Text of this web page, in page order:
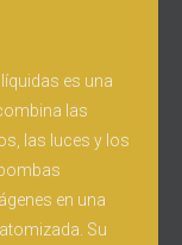
es una
las
las luces y los
en una
Su